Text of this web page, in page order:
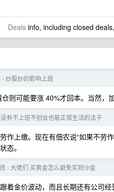
Dealsinfo, including closed
› 炒股炒的影响上班
则可能要涨 40%才回本。当然，
有不上班不创业也能正常生活的法子
作上缴。现在有佃农说“如果不劳
态。
› 大佬们 买黄金怎么避免买到沙金
着金价波动，而且长期还有公司经